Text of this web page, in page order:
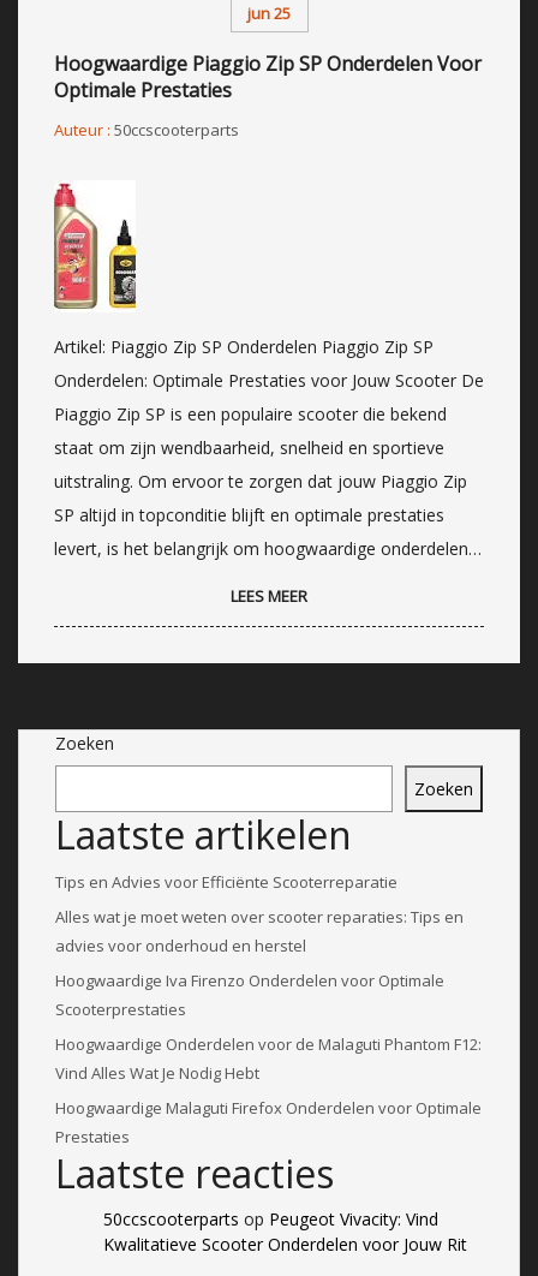
jun 25
Hoogwaardige Piaggio Zip SP Onderdelen Voor
Optimale Prestaties
Auteur : 50ccscooterparts
Artikel: Piaggio Zip SP Onderdelen Piaggio Zip SP
Onderdelen: Optimale Prestaties voor Jouw Scooter De
Piaggio Zip SP is een populaire scooter die bekend
staat om zijn wendbaarheid, snelheid en sportieve
uitstraling. Om ervoor te zorgen dat jouw Piaggio Zip
SP altijd in topconditie blijft en optimale prestaties
levert, is het belangrijk om hoogwaardige onderdelen…
LEES MEER
Zoeken
Zoeken
Laatste artikelen
Tips en Advies voor Efficiënte Scooterreparatie
Alles wat je moet weten over scooter reparaties: Tips en
advies voor onderhoud en herstel
Hoogwaardige Iva Firenzo Onderdelen voor Optimale
Scooterprestaties
Hoogwaardige Onderdelen voor de Malaguti Phantom F12:
Vind Alles Wat Je Nodig Hebt
Hoogwaardige Malaguti Firefox Onderdelen voor Optimale
Prestaties
Laatste reacties
50ccscooterparts op Peugeot Vivacity: Vind
Kwalitatieve Scooter Onderdelen voor Jouw Rit